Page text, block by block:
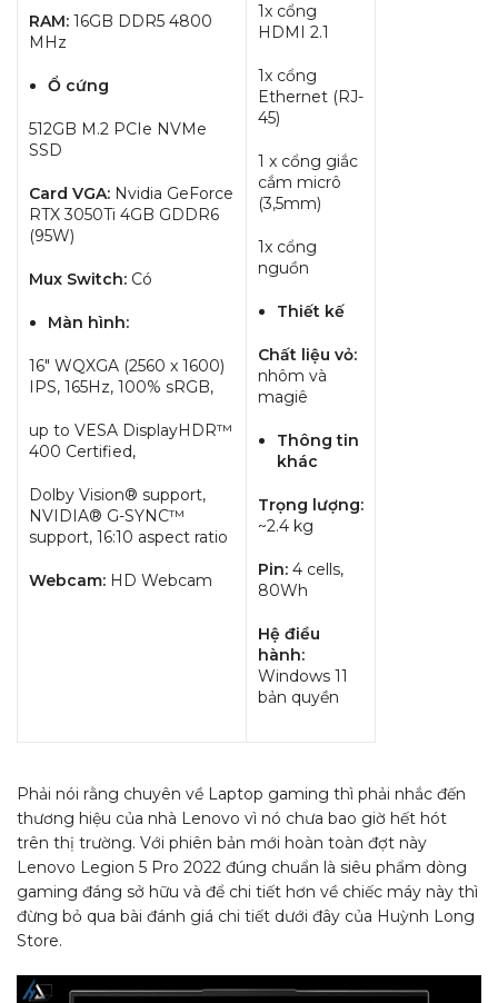
RAM: 16GB DDR5 4800
MHz
Ổ cứng
512GB M.2 PCIe NVMe
SSD
Card VGA: Nvidia GeForce
RTX 3050Ti 4GB GDDR6
(95W)
Mux Switch: Có
Màn hình:
16″ WQXGA (2560 x 1600)
IPS, 165Hz, 100% sRGB,
up to VESA DisplayHDR™
400 Certified,
Dolby Vision® support,
NVIDIA® G-SYNC™
support, 16:10 aspect ratio
Webcam: HD Webcam
1x cổng
HDMI 2.1
1x cổng
Ethernet (RJ-
45)
1 x cổng giắc
cắm micrô
(3,5mm)
1x cổng
nguồn
Thiết kế
Chất liệu vỏ:
nhôm và
magiê
Thông tin
khác
Trọng lượng:
~2.4 kg
Pin: 4 cells,
80Wh
Hệ điều
hành:
Windows 11
bản quyền
Phải nói rằng chuyên về Laptop gaming thì phải nhắc đến
thương hiệu của nhà Lenovo vì nó chưa bao giờ hết hót
trên thị trường. Với phiên bản mới hoàn toàn đợt này
Lenovo Legion 5 Pro 2022 đúng chuẩn là siêu phẩm dòng
gaming đáng sở hữu và để chi tiết hơn về chiếc máy này thì
đừng bỏ qua bài đánh giá chi tiết dưới đây của Huỳnh Long
Store.